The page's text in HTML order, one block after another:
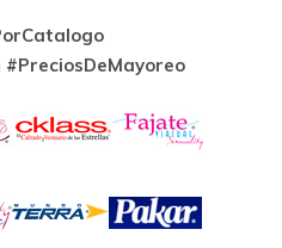
#PreciosDeMayoreo